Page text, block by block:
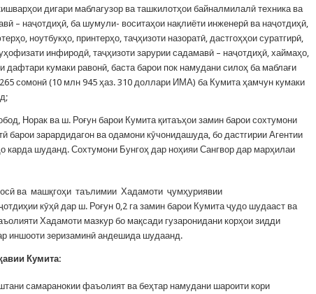
дигари маблагузор ва ташкилотҳои байналмилалӣ техника ва
– наҷотдиҳӣ, ба шумули- воситаҳои нақлиёти инженерӣ ва наҷотдиҳӣ,
ноутбукҳо, принтерҳо, таҷҳизоти назоратӣ, дастгоҳҳои суратгирӣ,
инфиродӣ, таҷҳизоти зарурии садамавӣ – наҷотдиҳӣ, хаймаҳо,
дафтари кумаки равонӣ, баста барои пок намудани силоҳ ба маблағи
сомонӣ (10 млн 945 ҳаз. 310 доллари ИМА) ба Кумита ҳамчун кумаки
Норак ва ш. Роғун барои Кумита қитаъҳои замин барои сохтумони
барои зарардидагон ва одамони кӯчонидашуда, бо дастгирии Агентии
карда шуданд. Сохтумони Бунгоҳ дар ноҳияи Сангвор дар марҳилаи
ва машқгоҳи таълимии Хадамоти ҷумҳуриявии
кӯҳӣ дар ш. Роғун 0,2 га замин барои Кумита ҷудо шудааст ва
Хадамоти мазкур бо мақсади гузаронидани корҳои зидди
иншооти зеризаминӣ андешида шудаанд.
авии Кумита:
самаранокии фаъолият ва беҳтар намудани шароити кори